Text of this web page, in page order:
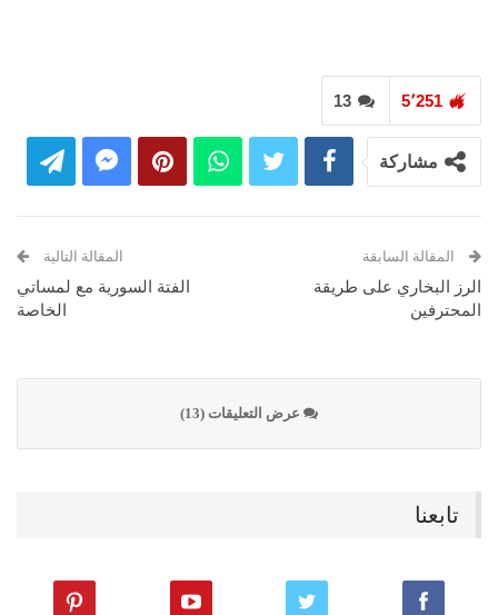
13 5٬251
مشاركة
المقالة السابقة
الرز البخاري على طريقة
المحترفين
المقالة التالية
الفتة السورية مع لمساتي
الخاصة
عرض التعليقات (13)
تابعنا